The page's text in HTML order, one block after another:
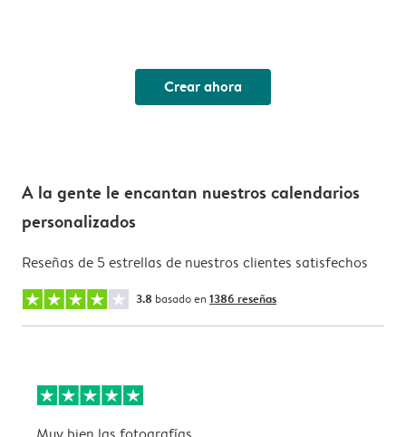
Crear ahora
A la gente le encantan nuestros calendarios
personalizados
Reseñas de 5 estrellas de nuestros clientes satisfechos
3.8 basado en 1386 reseñas